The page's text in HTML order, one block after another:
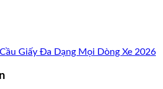
Giấy Đa Dạng Mọi Dòng Xe 2026